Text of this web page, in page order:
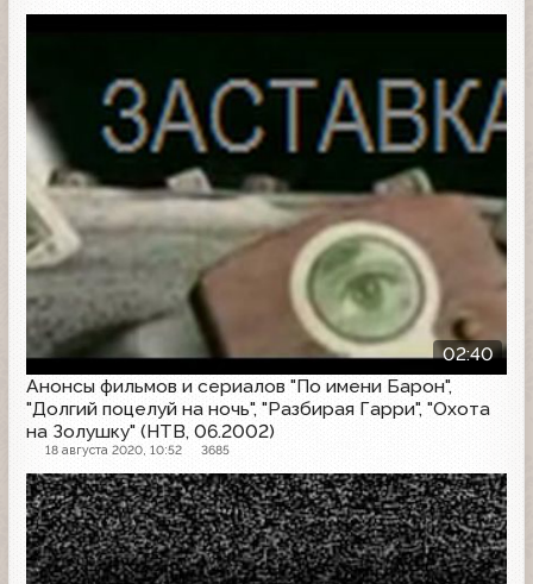
02:40
Анонсы фильмов и сериалов "По имени Барон",
"Долгий поцелуй на ночь", "Разбирая Гарри", "Охота
на Золушку" (НТВ, 06.2002)
18 августа 2020, 10:52 3685
Анонс